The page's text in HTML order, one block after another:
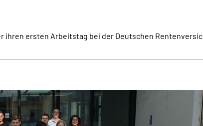
ersten Arbeitstag bei der Deutschen